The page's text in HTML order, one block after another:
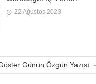
22 Ağustos 2023
Günün Özgün Yazısı